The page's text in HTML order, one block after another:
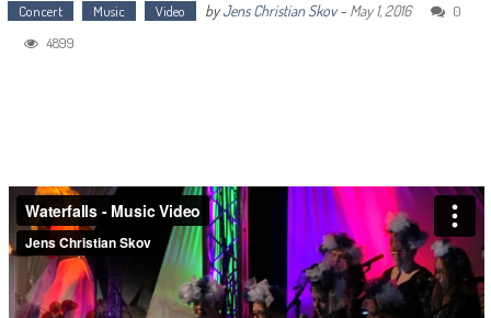
Concert Music Video byJens Christian Skov- May 1, 2016
0
4899